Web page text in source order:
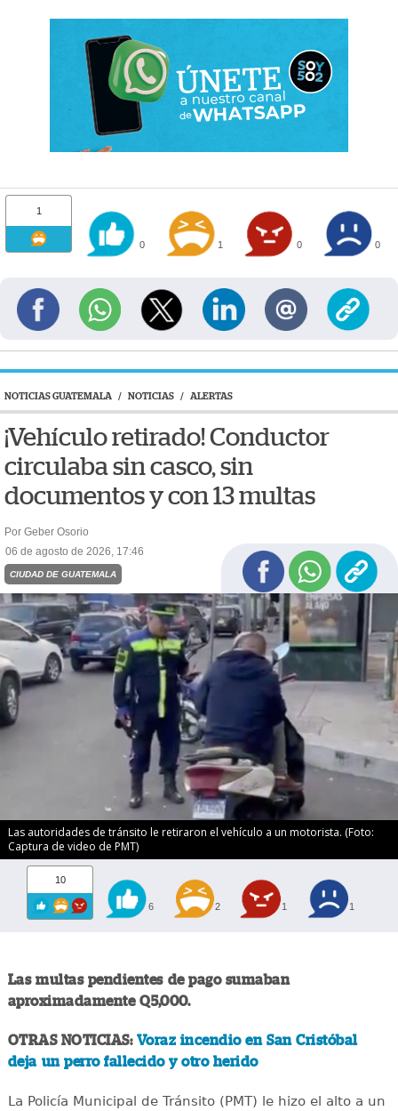
1
0 1 0 0
NOTICIAS GUATEMALA / NOTICIAS / ALERTAS
¡Vehículo retirado! Conductor
circulaba sin casco, sin
documentos y con 13 multas
Por Geber Osorio
06 de agosto de 2026, 17:46
CIUDAD DE GUATEMALA
Las autoridades de tránsito le retiraron el vehículo a un motorista. (Foto:
Captura de video de PMT)
10
6 2 1 1
Las multas pendientes de pago sumaban
aproximadamente Q5,000.
OTRAS NOTICIAS: Voraz incendio en San Cristóbal
deja un perro fallecido y otro herido
La Policía Municipal de Tránsito (PMT) le hizo el alto a un